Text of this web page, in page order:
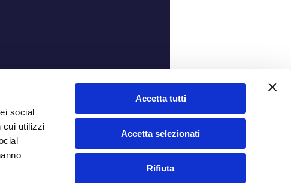
social
cui utilizzi
Accetta tutti
Accetta selezionati
Rifiuta